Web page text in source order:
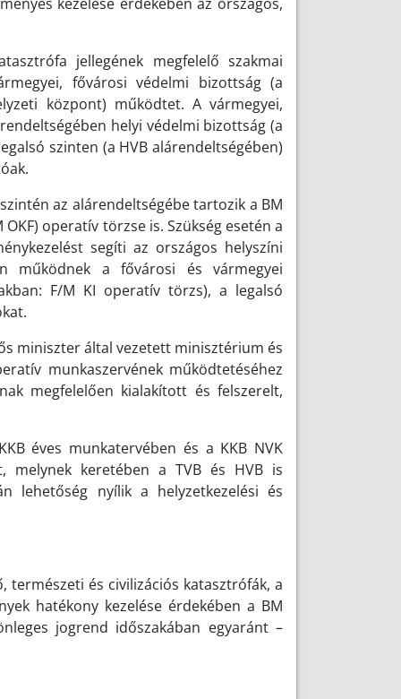
jellegének megfelelő szakmai
fővárosi védelmi bizottság (a
központ) működtet. A vármegyei,
helyi védelmi bizottság (a
szinten (a HVB alárendeltségében)
az alárendeltségébe tartozik a BM
operatív törzse is. Szükség esetén a
segíti az országos helyszíni
működnek a fővárosi és vármegyei
F/M KI operatív törzs), a legalsó
miniszter által vezetett minisztérium és
munkaszervének működtetéséhez
megfelelően kialakított és felszerelt,
éves munkatervében és a KKB NVK
melynek keretében a TVB és HVB is
lehetőség nyílik a helyzetkezelési és
és civilizációs katasztrófák, a
hatékony kezelése érdekében a BM
jogrend időszakában egyaránt –